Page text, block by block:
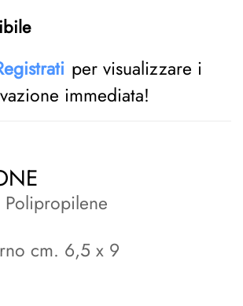
per visualizzare i
immediata!
cm. 6,5 x 9